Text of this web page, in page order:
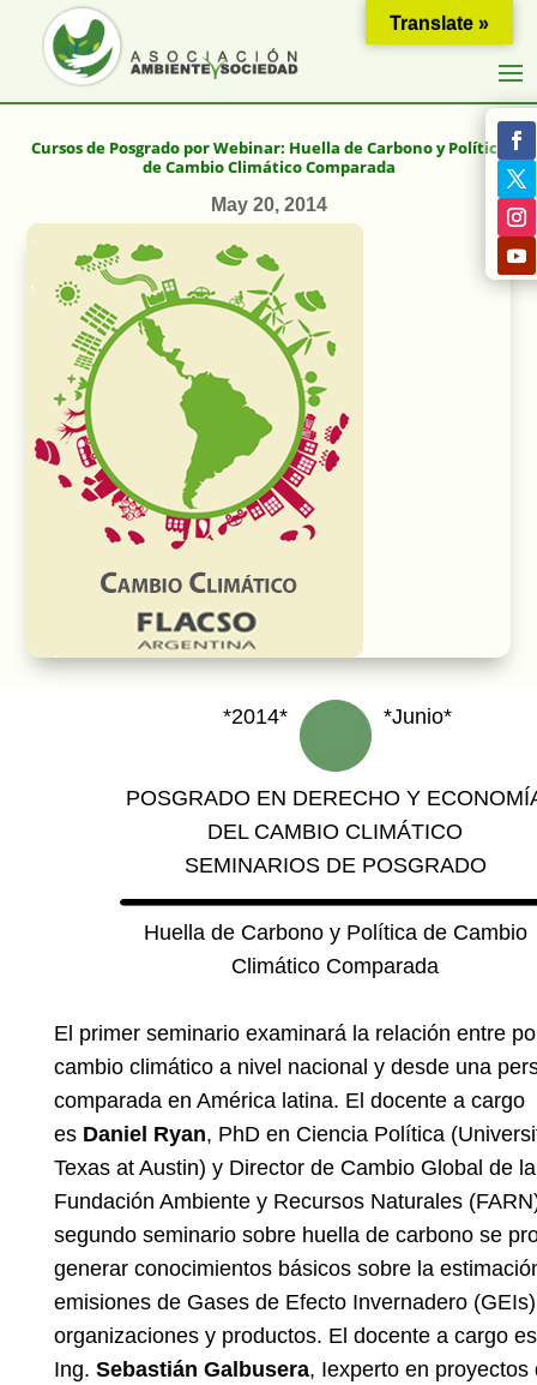
Cursos de Posgrado por Webinar: Huella de Carbono y Política
de Cambio Climático Comparada
May 20, 2014
*2014* *Junio*
POSGRADO EN DERECHO Y
DEL CAMBIO CLIMÁTICO
SEMINARIOS DE POSGRADO
Huella de Carbono y Política de Cambio
Climático Comparada
El primer seminario examinará la relación entre
cambio climático a nivel nacional y desde una
comparada en América latina. El docente a cargo
es Daniel Ryan, PhD en Ciencia Política
Texas at Austin) y Director de Cambio Global de la
Fundación Ambiente y Recursos Naturales
segundo seminario sobre huella de carbono se
generar conocimientos básicos sobre la
emisiones de Gases de Efecto Invernadero
organizaciones y productos. El docente a cargo
Ing. Sebastián Galbusera, Iexperto en proyectos
Translate »